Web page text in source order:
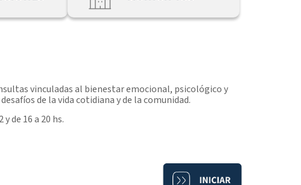
vinculadas al bienestar emocional, psicológico y
de la vida cotidiana y de la comunidad.
de 16 a 20 hs.